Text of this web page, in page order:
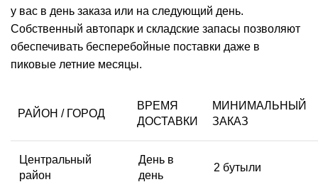
у вас в день заказа или на следующий день.
Собственный автопарк и складские запасы позволяют
обеспечивать бесперебойные поставки даже в
пиковые летние месяцы.
РАЙОН / ГОРОД
ВРЕМЯ
ДОСТАВКИ
МИНИМАЛЬНЫЙ
ЗАКАЗ
Центральный
район
День в
день
2 бутыли